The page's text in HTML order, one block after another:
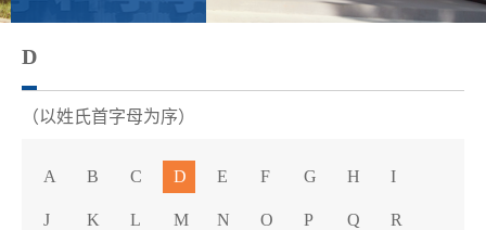
D
（以姓氏首字母为序）
A B C D E F G H I
J K L M N O P Q R